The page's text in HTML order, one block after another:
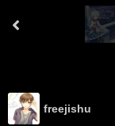
freejishu